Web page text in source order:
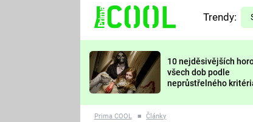
TŘESKU
FUTURAMA
Trendy:
10 nejděsivějších
všech dob podle
neprůstřelného
nejvíc zvednou tep?
Prima COOL ■ Články